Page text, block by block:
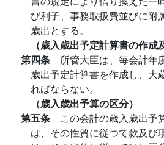
び利子、事務取扱費並びに附
歳出とする。
（歳入歳出予定計算書の作成
第四条 所管大臣は、毎会計年
歳出予定計算書を作成し、大
ればならない。
（歳入歳出予算の区分）
第五条 この会計の歳入歳出予
は、その性質に従つて款及び